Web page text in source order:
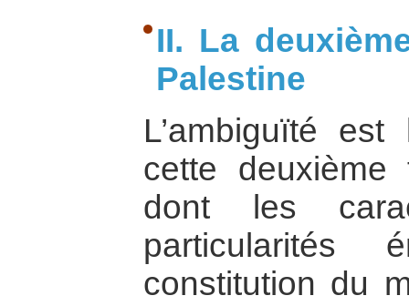
II. La
Palestine
L’ambiguïté
cette deuxième
dont les
particularités
constitution du